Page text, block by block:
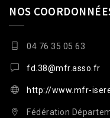
NOS
04 76 35 05 63
fd.38@mfr.asso.fr
http://www.mfr-
Fédération